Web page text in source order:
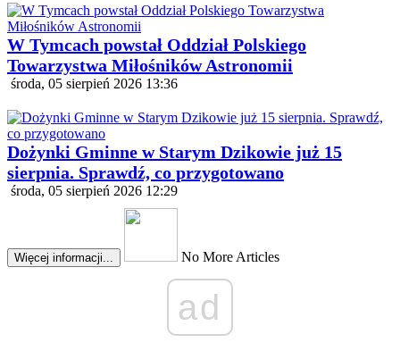
W Tymcach powstał Oddział Polskiego
Towarzystwa Miłośników Astronomii
środa, 05 sierpień 2026 13:36
Dożynki Gminne w Starym Dzikowie już 15
sierpnia. Sprawdź, co przygotowano
środa, 05 sierpień 2026 12:29
Więcej informacji... No More Articles
ad